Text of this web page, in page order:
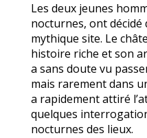
Les deux jeunes
nocturnes, ont décidé
mythique site. Le
histoire riche et son
a sans doute vu
mais rarement dans
a rapidement attiré
quelques
nocturnes des lieux.